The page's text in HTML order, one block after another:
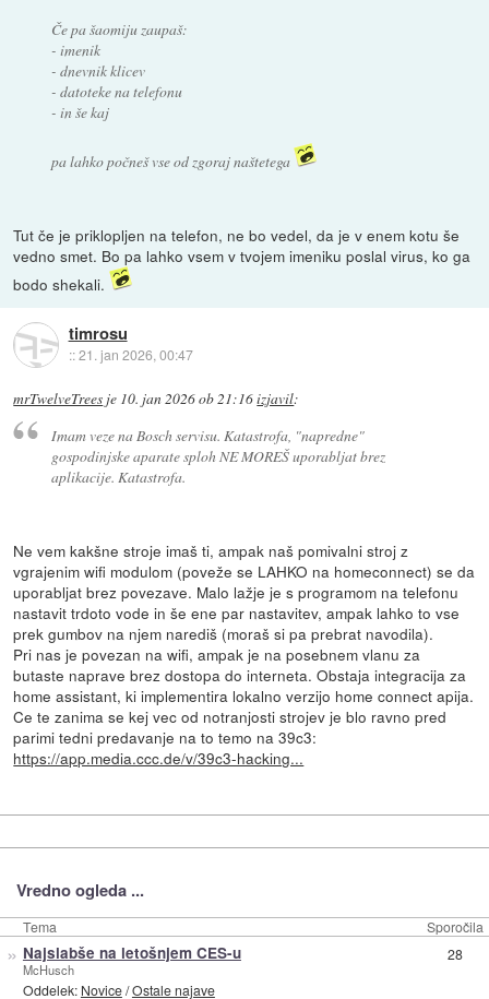
Če pa šaomiju zaupaš:
- imenik
- dnevnik klicev
- datoteke na telefonu
- in še kaj
pa lahko počneš vse od zgoraj naštetega
Tut če je priklopljen na telefon, ne bo vedel, da je v enem kotu še
vedno smet. Bo pa lahko vsem v tvojem imeniku poslal virus, ko ga
bodo shekali.
timrosu
::21. jan 2026, 00:47
mrTwelveTrees je 10. jan 2026 ob 21:16izjavil:
Imam veze na Bosch servisu. Katastrofa, "napredne"
gospodinjske aparate sploh NE MOREŠ uporabljat brez
aplikacije. Katastrofa.
Ne vem kakšne stroje imaš ti, ampak naš pomivalni stroj z
vgrajenim wifi modulom (poveže se LAHKO na homeconnect) se da
uporabljat brez povezave. Malo lažje je s programom na telefonu
nastavit trdoto vode in še ene par nastavitev, ampak lahko to vse
prek gumbov na njem narediš (moraš si pa prebrat navodila).
Pri nas je povezan na wifi, ampak je na posebnem vlanu za
butaste naprave brez dostopa do interneta. Obstaja integracija za
home assistant, ki implementira lokalno verzijo home connect apija.
Ce te zanima se kej vec od notranjosti strojev je blo ravno pred
parimi tedni predavanje na to temo na 39c3:
https://app.media.ccc.de/v/39c3-hacking...
Vredno ogleda ...
Tema Sporočila
» Najslabše na letošnjem CES-u
McHusch
Oddelek: Novice/Ostale najave
28